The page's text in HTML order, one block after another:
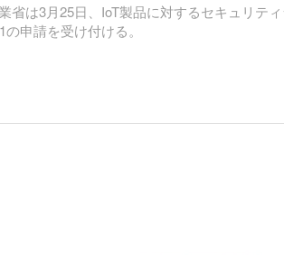
は3月25日、IoT製品に対するセキュリテ
申請を受け付ける。